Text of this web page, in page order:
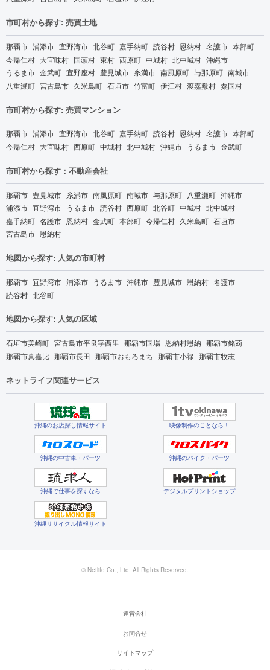
市町村から探す: 売買土地
那覇市 浦添市 宜野湾市 北谷町 嘉手納町 読谷村 恩納村 名護市 本部町
今帰仁村 大宜味村 国頭村 東村 西原町 中城村 北中城村 沖縄市
うるま市 金武町 宜野座村 豊見城市 糸満市 南風原町 与那原町 南城市
八重瀬町 宮古島市 久米島町 石垣市 竹富町 伊江村 渡嘉敷村 粟国村
市町村から探す: 売買マンション
那覇市 浦添市 宜野湾市 北谷町 嘉手納町 読谷村 恩納村 名護市 本部町
今帰仁村 大宜味村 西原町 中城村 北中城村 沖縄市 うるま市 金武町
市町村から探す：不動産会社
那覇市 豊見城市 糸満市 南風原町 南城市 与那原町 八重瀬町 沖縄市
浦添市 宜野湾市 うるま市 読谷村 西原町 北谷町 中城村 北中城村
嘉手納町 名護市 恩納村 金武町 本部町 今帰仁村 久米島町 石垣市
宮古島市 恩納村
地図から探す: 人気の市町村
那覇市 宜野湾市 浦添市 うるま市 沖縄市 豊見城市 恩納村 名護市
読谷村 北谷町
地図から探す: 人気の区域
石垣市美崎町 宮古島市平良字西里 那覇市国場 恩納村恩納 那覇市銘苅
那覇市真嘉比 那覇市長田 那覇市おもろまち 那覇市小禄 那覇市牧志
ネットライフ関連サービス
沖縄のお店探し情報サイト 映像制作のことなら！
沖縄の中古車・パーツ 沖縄のバイク・パーツ
沖縄で仕事を探すなら デジタルプリントショップ
沖縄リサイクル情報サイト
© Netlife Co., Ltd. All Rights Reserved.
運営会社
お問合せ
サイトマップ